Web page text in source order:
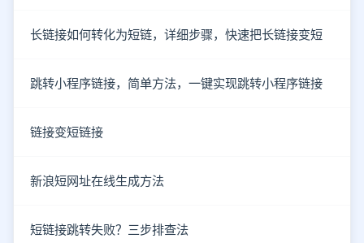
长链接如何转化为短链，详细步骤，快速把长链接变短
跳转小程序链接，简单方法，一键实现跳转小程序链接
链接变短链接
新浪短网址在线生成方法
短链接跳转失败？三步排查法